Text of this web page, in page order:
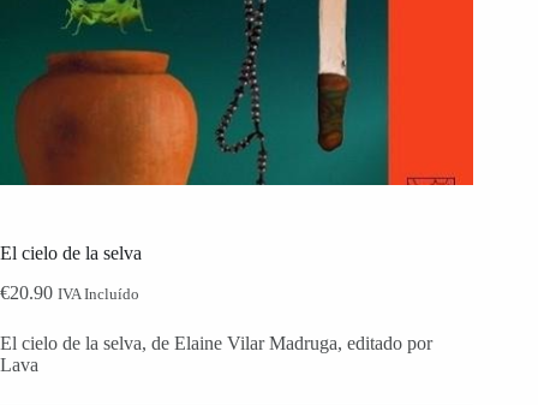
El cielo de la selva
€20.90 IVA Incluído
El cielo de la selva, de Elaine Vilar Madruga, editado por
Lava